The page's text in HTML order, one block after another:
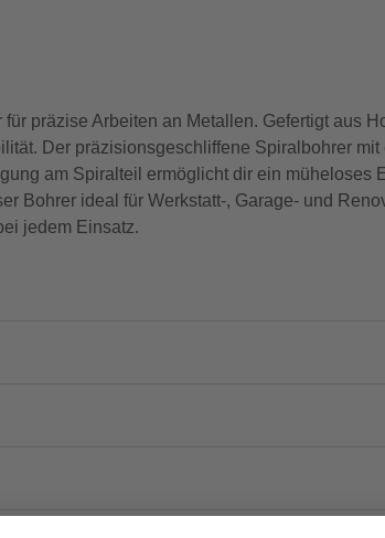
präzise Arbeiten an Metallen. Gefertigt aus
Der präzisionsgeschliffene Spiralbohrer
am Spiralteil ermöglicht dir ein müheloses
Bohrer ideal für Werkstatt-, Garage- und
jedem Einsatz.